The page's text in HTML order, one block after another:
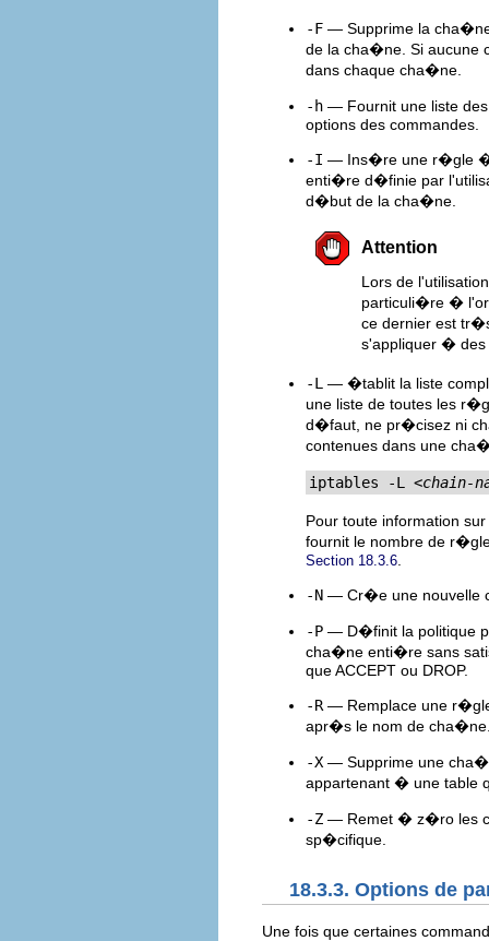
-F — Supprime la
de la cha�ne. Si aucune
dans chaque cha�ne.
-h — Fournit une liste
options des commandes.
-I — Ins�re une r�gle �
enti�re d�finie par
d�but de la cha�ne.
Attention
Lors de
particuli�re �
ce dernier est
s'appliquer �
-L — �tablit la liste
une liste de toutes les
d�faut, ne pr�cisez ni
contenues dans une
iptables -L <chain-
Pour toute information
fournit le nombre de
Section 18.3.6
-N — Cr�e une nouvelle
-P — D�finit la politique
cha�ne enti�re sans
que ACCEPT ou DROP.
-R — Remplace une
apr�s le nom de
-X — Supprime une
appartenant � une table
-Z — Remet � z�ro les
sp�cifique.
18.3.3. Options de
Une fois que certaines